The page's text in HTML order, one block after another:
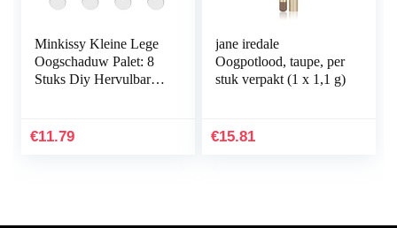
Minkissy Kleine Lege
Oogschaduw Palet: 8
Stuks Diy Hervulbare
Case Ronde Make…
€11.79
jane iredale
Oogpotlood, taupe, per
stuk verpakt (1 x 1,1 g)
€15.81